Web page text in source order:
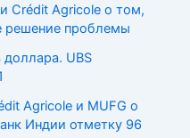
Crédit Agricole о том,
решение проблемы
доллара. UBS
Agricole и MUFG о
Индии отметку 96